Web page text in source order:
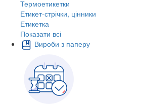
Термоетикетки
Етикет-стрічки, цінники
Етикетка
Показати всі
Вироби з паперу